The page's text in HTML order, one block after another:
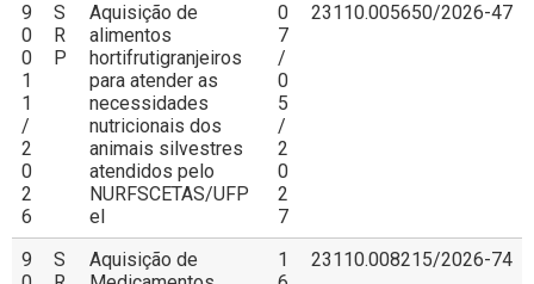
9
0
0
1
1
/
2
0
2
6
S
R
P
Aquisição de
alimentos
hortifrutigranjeiros
para atender as
necessidades
nutricionais dos
animais silvestres
atendidos pelo
NURFSCETAS/UFP
el
0
7
/
0
5
/
2
0
2
7
23110.005650/2026-47
9
S
Aquisição de
1
23110.008215/2026-74